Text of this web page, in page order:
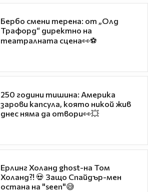
Бербо смени терена: от „Олд
Трафорд“ директно на
театралната сцена👀⚽
250 години тишина: Америка
зарови капсула, която никой жив
днес няма да отвори👀💥
Ерлинг Холанд ghost-на Том
Холанд?! 💀 Защо Спайдър-мен
остана на "seen"😅